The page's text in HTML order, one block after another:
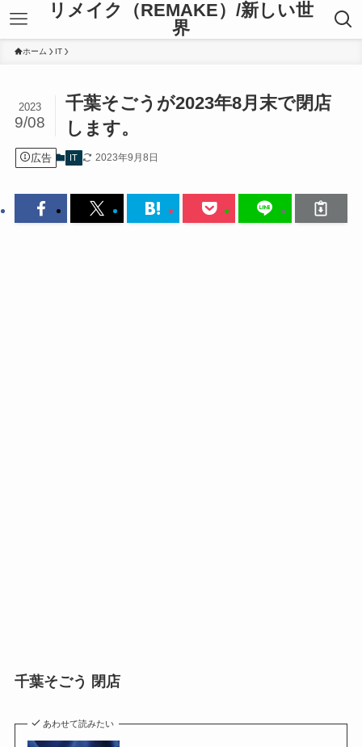
リメイク（REMAKE）/新しい世
界
ホーム IT
千葉そごうが2023年8月末で閉店
します。
2023
9/08
広告 IT 2023年9月8日
千葉そごう 閉店
あわせて読みたい